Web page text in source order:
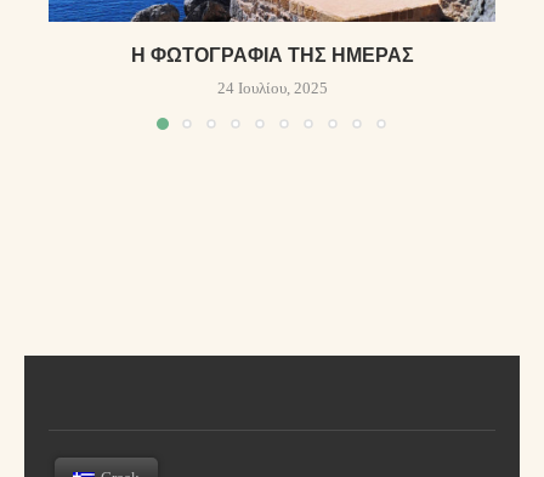
Η ΦΩΤΟΓΡΑΦΊΑ ΤΗΣ ΗΜΈΡΑΣ
24 Ιουλίου, 2025